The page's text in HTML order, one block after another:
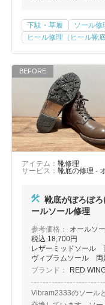
下駄・草履
ソール修
ヒール修理（ヒール靴
アイテム： 靴修理
サービス： 靴底の修理 -
靴底がぼろぼ
ールソール修理
参考価格：
オールソ
税込 18,700円
レザーミッドソール
ヴィブラムソール
ブランド：
RED
Vibram2333のソール